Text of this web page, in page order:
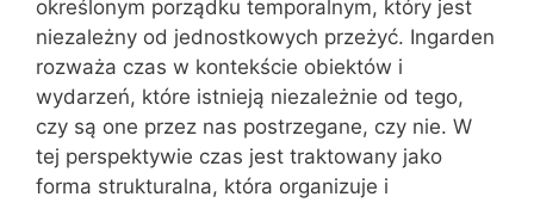
określonym porządku temporalnym, który jest
niezależny od jednostkowych przeżyć. Ingarden
rozważa czas w kontekście obiektów i
wydarzeń, które istnieją niezależnie od tego,
czy są one przez nas postrzegane, czy nie. W
tej perspektywie czas jest traktowany jako
forma strukturalna, która organizuje i